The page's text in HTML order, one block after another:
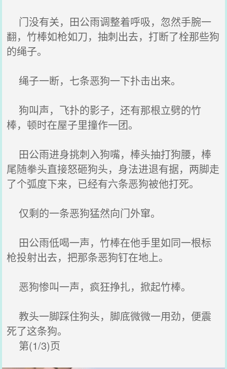
门没有关，田公雨调整着呼吸，忽然手腕一
翻，竹棒如枪如刀，抽刺出去，打断了栓那些狗
的绳子。
绳子一断，七条恶狗一下扑击出来。
狗叫声，飞扑的影子，还有那根立劈的竹
棒，顿时在屋子里撞作一团。
田公雨进身挑刺入狗嘴，棒头抽打狗腰，棒
尾随拳头直接怒砸狗头，身法进退有据，两脚走
了个弧度下来，已经有六条恶狗被他打死。
仅剩的一条恶狗猛然向门外窜。
田公雨低喝一声，竹棒在他手里如同一根标
枪投射出去，把那条恶狗钉在地上。
恶狗惨叫一声，疯狂挣扎，掀起竹棒。
教头一脚踩住狗头，脚底微微一用劲，便震
死了这条狗。
第(1/3)页